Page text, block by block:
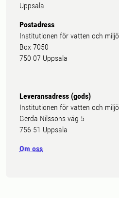
Uppsala
Postadress
Institutionen för vatten och miljö
Box 7050
750 07 Uppsala
Leveransadress (gods)
Institutionen för vatten och miljö
Gerda Nilssons väg 5
756 51 Uppsala
Om oss